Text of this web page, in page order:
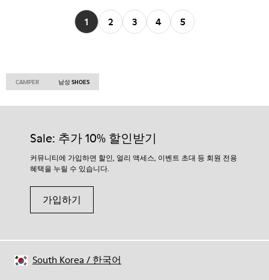
1 2 3 4 5
CAMPER 남성 SHOES
Sale: 추가 10% 할인받기
커뮤니티에 가입하면 할인, 얼리 액세스, 이벤트 초대 등 회원 전용
혜택을 누릴 수 있습니다.
가입하기
South Korea / 한국어